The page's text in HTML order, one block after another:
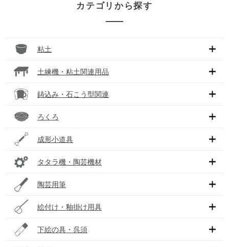
カテゴリから探す
粘土
土練機・粘土関連用品
鋳込み・石こう型関連
ろくろ
成形小道具
タタラ機・陶芸機材
陶芸用筆
絵付け・釉掛け用具
下絵の具・呉須